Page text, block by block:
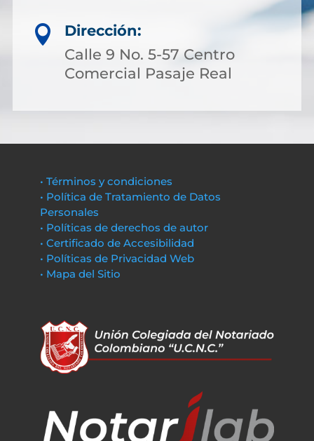

Dirección:
Calle 9 No. 5-57 Centro
Comercial Pasaje Real
• Términos y condiciones
• Política de Tratamiento de Datos
Personales
• Políticas de derechos de autor
• Certificado de Accesibilidad
• Políticas de Privacidad Web
• Mapa del Sitio